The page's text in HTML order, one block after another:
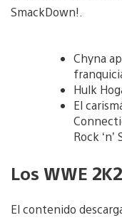
SmackDown!.
Chyna
Hulk
El
Rock
Los WWE
El contenido